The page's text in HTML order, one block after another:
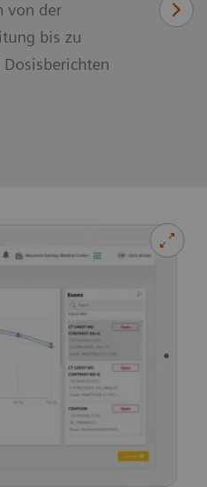
von der
bis zu